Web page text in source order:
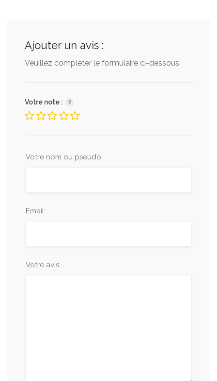
Ajouter un avis :
Veuillez completer le formulaire ci-dessous.
Votre note :
Votre nom ou pseudo:
Email:
Votre avis: